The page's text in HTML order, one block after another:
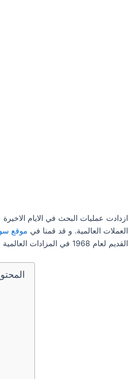
ازدادت عمليات البحث في الايام
العملات العالمية. و قد قمنا في موقع
القديم لعام 1968 في المزادات العالمية و نتمنى أن تنال اعجابكم.